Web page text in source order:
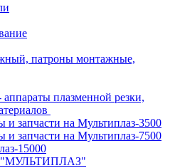
патроны монтажные,
плазменной резки,
и запчасти на Мультиплаз-3500
и запчасти на Мультиплаз-7500
15000
"МУЛЬТИПЛАЗ"